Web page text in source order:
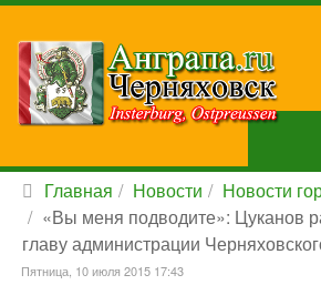
Главная Новости
Новости
«Вы меня подводите»: Цуканов
главу администрации
Пятница, 10 июля 2015 17:43